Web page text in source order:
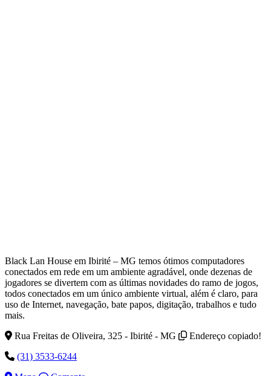
Black Lan House em Ibirité – MG temos ótimos computadores
conectados em rede em um ambiente agradável, onde dezenas de
jogadores se divertem com as últimas novidades do ramo de jogos,
todos conectados em um único ambiente virtual, além é claro, para
uso de Internet, navegação, bate papos, digitação, trabalhos e tudo
mais.
Rua Freitas de Oliveira, 325 - Ibirité - MG
Endereço copiado!
(31) 3533-6244